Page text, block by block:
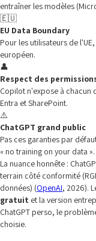
entraîner les modèles
🇪🇺
EU Data Boundary
Pour les utilisateurs de
européen.
👤
Respect des
Copilot n'expose à chacun
Entra et SharePoint.
⚠️
ChatGPT grand public
Pas ces garanties par
« no training on your data ».
La nuance honnête :
terrain côté conformité
données) (OpenAI, 2026).
gratuit et la version
ChatGPT perso, le
choisie.